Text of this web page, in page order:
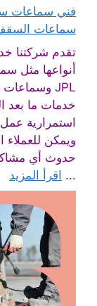
سماعات
تقدم شركتنا
أنواعها
خدمات ما بعد
استمرارية
ويمكن
حدوث أي
... اقرأ المزيد